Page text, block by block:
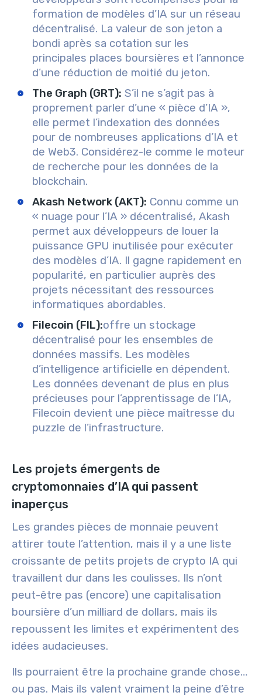
formation de modèles d’IA sur un réseau
décentralisé. La valeur de son jeton a
bondi après sa cotation sur les
principales places boursières et l’annonce
d’une réduction de moitié du jeton.
The Graph (GRT): S’il ne s’agit pas à
proprement parler d’une « pièce d’IA »,
elle permet l’indexation des données
pour de nombreuses applications d’IA et
de Web3. Considérez-le comme le moteur
de recherche pour les données de la
blockchain.
Akash Network (AKT): Connu comme un
« nuage pour l’IA » décentralisé, Akash
permet aux développeurs de louer la
puissance GPU inutilisée pour exécuter
des modèles d’IA. Il gagne rapidement en
popularité, en particulier auprès des
projets nécessitant des ressources
informatiques abordables.
Filecoin (FIL):offre un stockage
décentralisé pour les ensembles de
données massifs. Les modèles
d’intelligence artificielle en dépendent.
Les données devenant de plus en plus
précieuses pour l’apprentissage de l’IA,
Filecoin devient une pièce maîtresse du
puzzle de l’infrastructure.
Les projets émergents de
cryptomonnaies d’IA qui passent
inaperçus
Les grandes pièces de monnaie peuvent
attirer toute l’attention, mais il y a une liste
croissante de petits projets de crypto IA qui
travaillent dur dans les coulisses. Ils n’ont
peut-être pas (encore) une capitalisation
boursière d’un milliard de dollars, mais ils
repoussent les limites et expérimentent des
idées audacieuses.
Ils pourraient être la prochaine grande chose…
ou pas. Mais ils valent vraiment la peine d’être